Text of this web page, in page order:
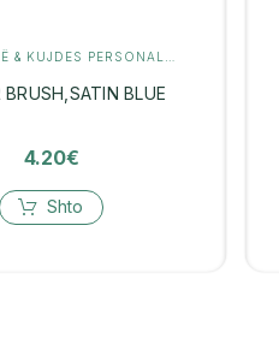
KUJDES PËR
BRUSH,SATIN BLUE
4.20€
Shto